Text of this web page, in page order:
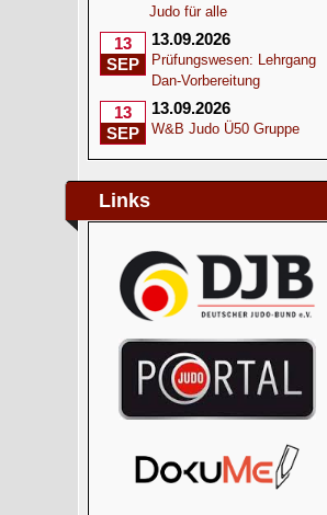
Judo für alle
13
SEP
13.09.2026
Prüfungswesen: Lehrgang
Dan-Vorbereitung
13
SEP
13.09.2026
W&B Judo Ü50 Gruppe
Links